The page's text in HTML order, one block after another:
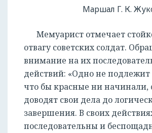
Маршал Г. К.
Мемуарист отмечает
отвагу советских солдат.
внимание на их
действий: «Одно не
что бы красные ни начинали,
доводят свои дела до
завершения. В своих
последовательны и